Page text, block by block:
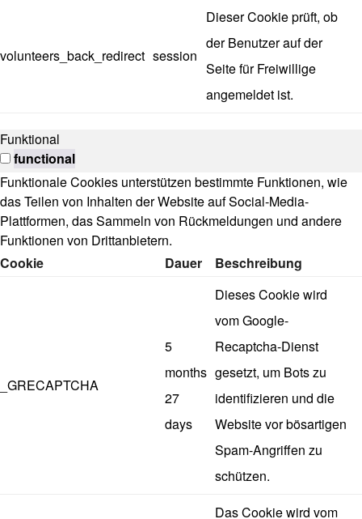
volunteers_back_redirect session
Dieser Cookie prüft, ob
der Benutzer auf der
Seite für Freiwillige
angemeldet ist.
Funktional
functional
Funktionale Cookies unterstützen bestimmte Funktionen, wie
das Teilen von Inhalten der Website auf Social-Media-
Plattformen, das Sammeln von Rückmeldungen und andere
Funktionen von Drittanbietern.
Cookie
Dauer Beschreibung
_GRECAPTCHA
5
months
27
days
Dieses Cookie wird
vom Google-
Recaptcha-Dienst
gesetzt, um Bots zu
identifizieren und die
Website vor bösartigen
Spam-Angriffen zu
schützen.
Das Cookie wird vom